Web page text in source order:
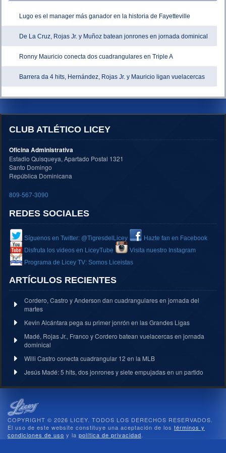
Lugo es el manager más ganador en la historia de Fayetteville
De La Cruz, Rojas Jr. y Muñoz batean jonrones en jornada dominical
Ronny Mauricio conecta dos cuadrangulares en Triple A
Barrera da 4 hits, Hernández, Rojas Jr. y Mauricio ligan vuelacercas
CLUB ATLÉTICO LICEY
Oficina Administrativa
Estadio Quisqueya, Apartado Postal 1321
Santo Domingo
República Dominicana
809-567-3090
REDES SOCIALES
Síguenos en Twitter: @TigresdelLicey
Hazte fan en Facebook
Disfruta los videos en LiceyTube
Visita nuestro Instagram
Programa de Licey TV: Somos Liceistas
ARTÍCULOS RECIENTES
Cordero, Castro y Anderson dan cuadrangulares en jornada del
martes
Kevin Alcántara pega su primer jonrón en las Grandes Ligas
Madé, Rojas Jr., Franco y Cordero batean vuelacercas en jornada
dominical
Willi Castro conecta cuadrangular 12 en la MLB
Jesús Madé: 5 hits, dos jonrones y siete empujadas en un partido
COPYRIGHT © 2026 LICEY. TODOS LOS DERECHOS RESERVADOS.
El uso de este website constituye una aceptación de los términos y
condiciones de uso y la política de privacidad